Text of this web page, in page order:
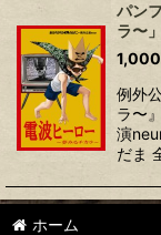
並び順:
パン
ラ〜」
1,000
例外
ラ〜
演
だま
ホーム